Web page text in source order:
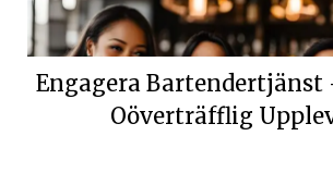
Engagera Bartendertjänst
Oöverträfflig